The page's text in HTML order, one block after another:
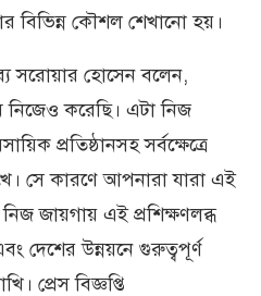
বিভিন্ন কৌশল শেখানো হয়।
সরোয়ার হোসেন বলেন,
নিজেও করেছি। এটা নিজ
প্রতিষ্ঠানসহ সর্বক্ষেত্রে
সে কারণে আপনারা যারা এই
জায়গায় এই প্রশিক্ষণলব্ধ
দেশের উন্নয়নে গুরুত্বপূর্ণ
প্রেস বিজ্ঞপ্তি